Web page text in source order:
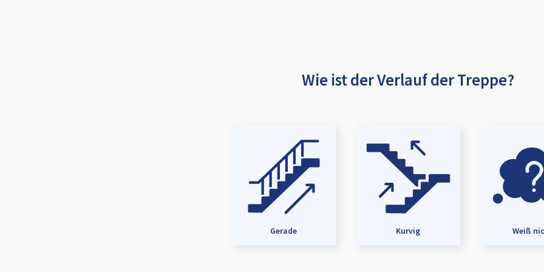
Wie ist der Verlauf der Treppe?
Gerade Kurvig Weiß